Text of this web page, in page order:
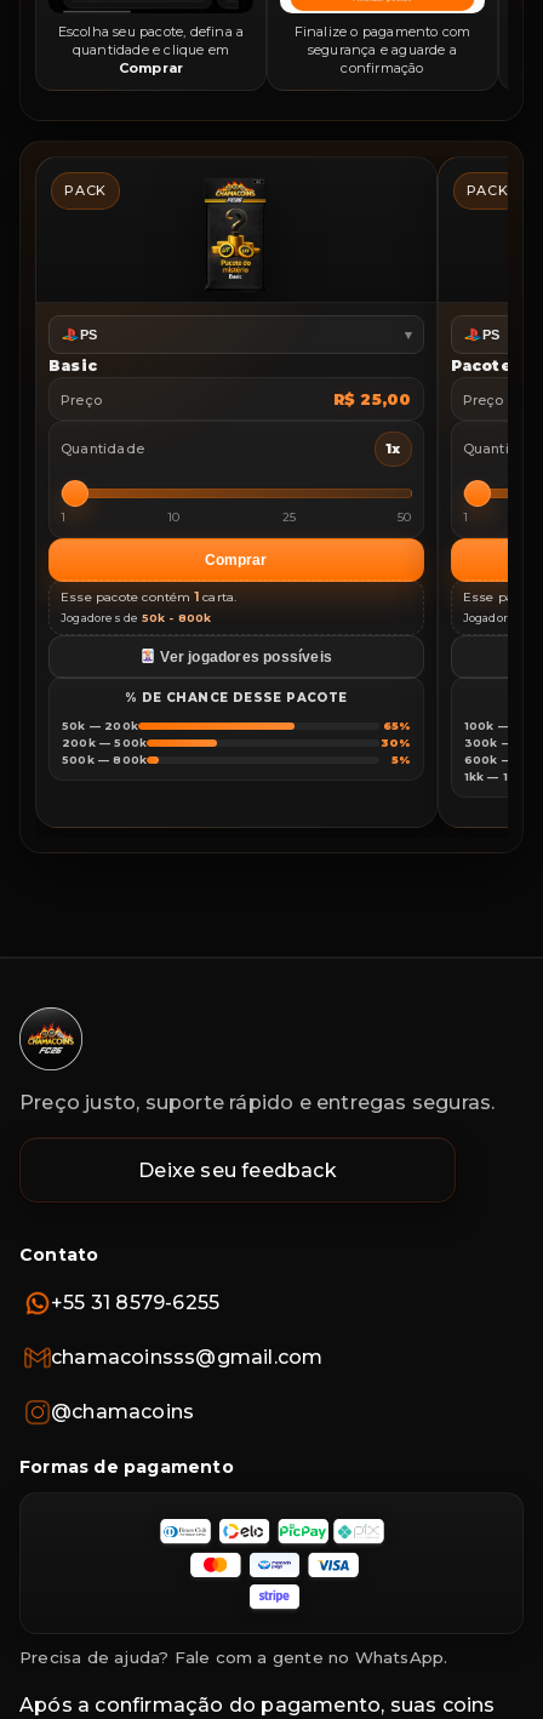
Escolha seu pacote, defina a
quantidade e clique em
Comprar
Finalize o pagamento com
segurança e aguarde a
confirmação
PACK
PS ▾
Basic
Preço R$ 25,00
Quantidade 1x
1 10 25 50
Comprar
Esse pacote contém1 carta.
Jogadores de 50k - 800k
Ver jogadores possíveis
% DE CHANCE DESSE PACOTE
50k — 200k
65%
200k — 500k
30%
500k — 800k
5%
PACK
PS
Pacote
Preço
1
Esse
Jogadores de
100k —
300k —
600k — 1kk
1kk — 1500k
Preço justo, suporte rápido e entregas seguras.
Deixe seu feedback
Contato
+55 31 8579-6255
chamacoinsss@gmail.com
@chamacoins
Formas de pagamento
Precisa de ajuda? Fale com a gente no WhatsApp.
Após a confirmação do pagamento, suas coins